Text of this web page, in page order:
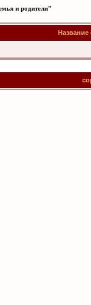
и родители"